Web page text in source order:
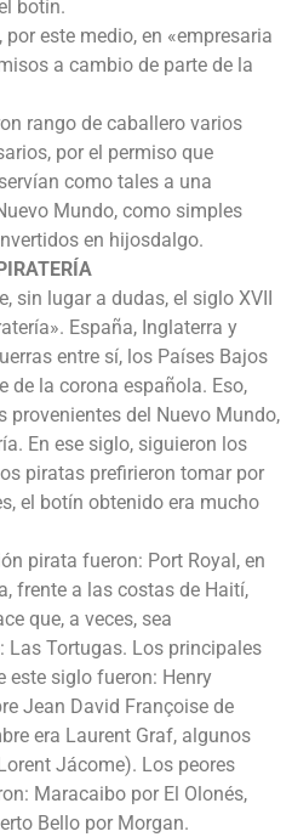
botín.
este medio, en «empresaria
a cambio de parte de la
rango de caballero varios
por el permiso que
como tales a una
Mundo, como simples
en hijosdalgo.
sin lugar a dudas, el siglo XVII
España, Inglaterra y
entre sí, los Países Bajos
de la corona española. Eso,
provenientes del Nuevo Mundo,
En ese siglo, siguieron los
piratas prefirieron tomar por
el botín obtenido era mucho
pirata fueron: Port Royal, en
frente a las costas de Haití,
que, a veces, sea
Las Tortugas. Los principales
este siglo fueron: Henry
Jean David Françoise de
era Laurent Graf, algunos
Jácome). Los peores
Maracaibo por El Olonés,
Bello por Morgan.